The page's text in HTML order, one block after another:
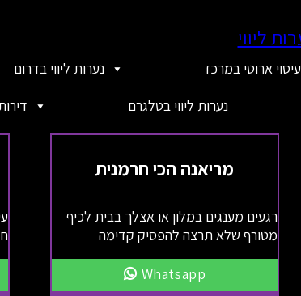
נערות ליווי בדרום עיסוי ארוטי במרכז
נערות ליווי בטלגרם
מריאנה הכי חרמנית
רגעים מענגים במלון או אצלך בבית לכיף
מטורף שלא תרצה להפסיק קדימה
Whatsapp